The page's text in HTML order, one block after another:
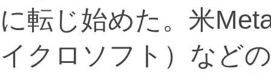
に転じ始めた。米
イクロソフト）など